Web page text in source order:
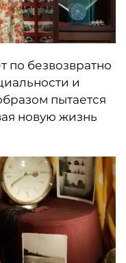
по безвозвратно
и
пытается
новую жизнь